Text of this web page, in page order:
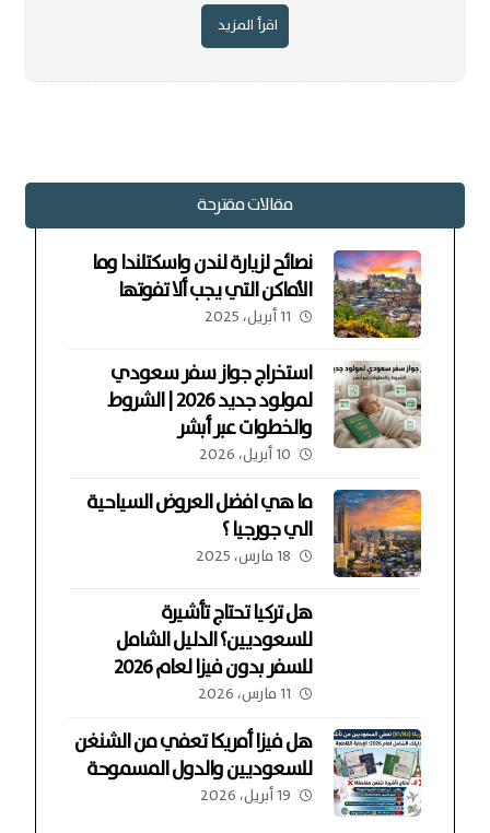
اقرأ المزيد
مقالات مقترحة
نصائح لزيارة لندن واسكتلندا وما
الأماكن التي يجب ألا تفوتها
11 أبريل، 2025
استخراج جواز سفر سعودي
لمولود جديد 2026 | الشروط
والخطوات عبر أبشر
10 أبريل، 2026
ما هي افضل العروض السياحية
الي جورجيا ؟
18 مارس، 2025
هل تركيا تحتاج تأشيرة
للسعوديين؟ الدليل الشامل
للسفر بدون فيزا لعام 2026
11 مارس، 2026
هل فيزا أمريكا تعفي من الشنغن
للسعوديين والدول المسموحة
19 أبريل، 2026